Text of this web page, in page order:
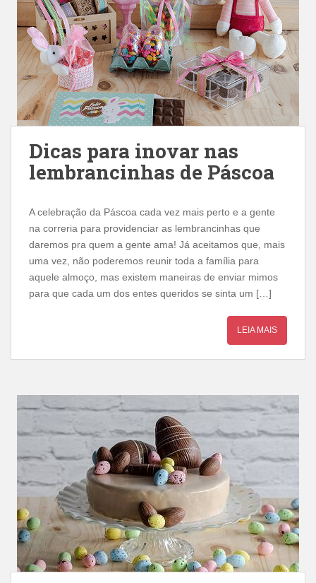
Dicas para inovar nas
lembrancinhas de Páscoa
A celebração da Páscoa cada vez mais perto e a gente
na correria para providenciar as lembrancinhas que
daremos pra quem a gente ama! Já aceitamos que, mais
uma vez, não poderemos reunir toda a família para
aquele almoço, mas existem maneiras de enviar mimos
para que cada um dos entes queridos se sinta um […]
LEIA MAIS